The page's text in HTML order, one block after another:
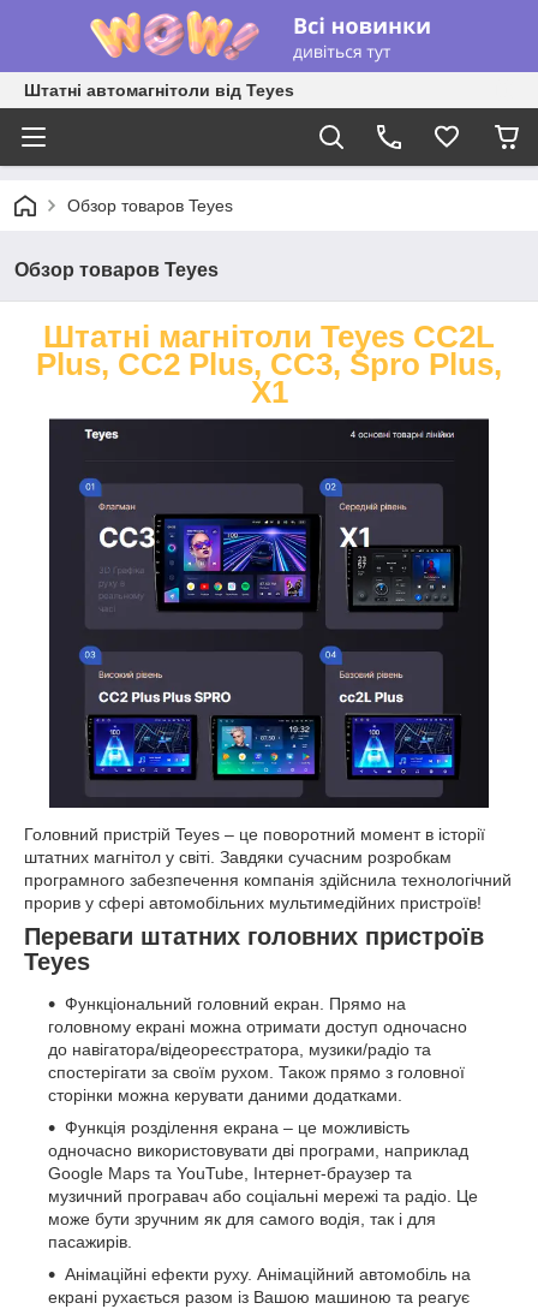
Штатні автомагнітоли від Teyes
Обзор товаров Teyes
Обзор товаров Teyes
Штатні магнітоли Teyes CC2L
Plus, CC2 Plus, CC3, Spro Plus,
X1
Головний пристрій Teyes – це поворотний момент в історії
штатних магнітол у світі. Завдяки сучасним розробкам
програмного забезпечення компанія здійснила технологічний
прорив у сфері автомобільних мультимедійних пристроїв!
Переваги штатних головних пристроїв
Teyes
Функціональний головний екран. Прямо на
головному екрані можна отримати доступ одночасно
до навігатора/відеореєстратора, музики/радіо та
спостерігати за своїм рухом. Також прямо з головної
сторінки можна керувати даними додатками.
Функція розділення екрана – це можливість
одночасно використовувати дві програми, наприклад
Google Maps та YouTube, Інтернет-браузер та
музичний програвач або соціальні мережі та радіо. Це
може бути зручним як для самого водія, так і для
пасажирів.
Анімаційні ефекти руху. Анімаційний автомобіль на
екрані рухається разом із Вашою машиною та реагує